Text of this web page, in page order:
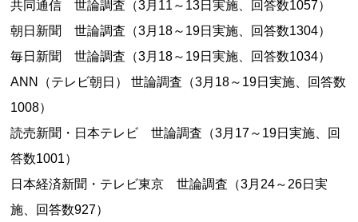
共同通信 世論調査（3月11～13日実施、回答数1057）
朝日新聞 世論調査（3月18～19日実施、回答数1304）
毎日新聞 世論調査（3月18～19日実施、回答数1034）
ANN（テレビ朝日） 世論調査（3月18～19日実施、回答数
1008）
読売新聞・日本テレビ 世論調査（3月17～19日実施、回
答数1001）
日本経済新聞・テレビ東京 世論調査（3月24～26日実
施、回答数927）